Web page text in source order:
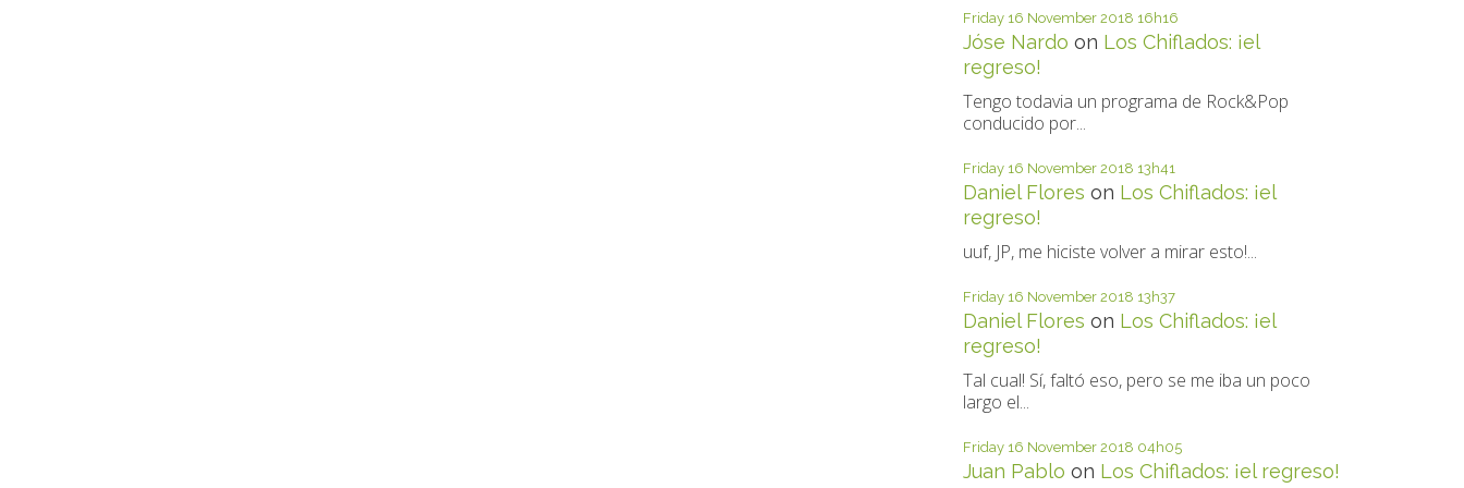
Friday 16 November 2018 16h16
Jóse Nardo on Los Chiflados: ¡el
regreso!
Tengo todavia un programa de Rock&Pop
conducido por...
Friday 16 November 2018 13h41
Daniel Flores on Los Chiflados: ¡el
regreso!
uuf, JP, me hiciste volver a mirar esto!...
Friday 16 November 2018 13h37
Daniel Flores on Los Chiflados: ¡el
regreso!
Tal cual! Sí, faltó eso, pero se me iba un poco
largo el...
Friday 16 November 2018 04h05
Juan Pablo on Los Chiflados: ¡el regreso!